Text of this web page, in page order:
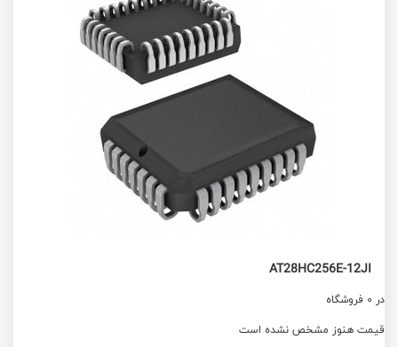
AT28HC256E-12JI
در 0 فروشگاه
قیمت هنوز مشخص نشده است